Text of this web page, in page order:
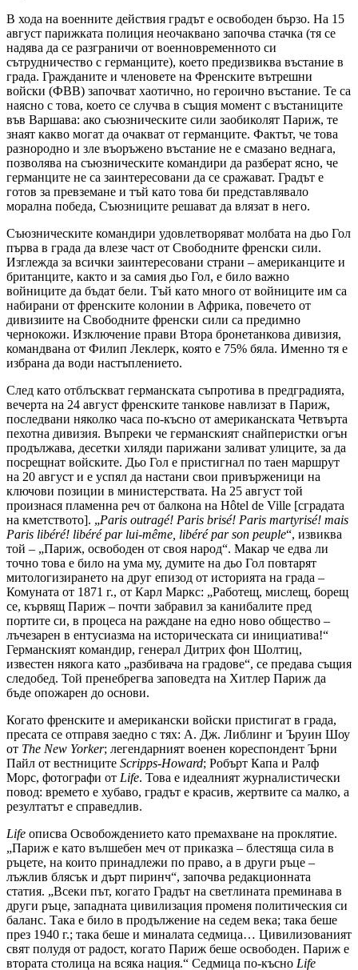
В хода на военните действия градът е освободен бързо. На 15
август парижката полиция неочаквано започва стачка (тя се
надява да се разграничи от военновременното си
сътрудничество с германците), което предизвиква въстание в
града. Гражданите и членовете на Френските вътрешни
войски (ФВВ) започват хаотично, но героично въстание. Те са
наясно с това, което се случва в същия момент с въстаниците
във Варшава: ако съюзническите сили заобиколят Париж, те
знаят какво могат да очакват от германците. Фактът, че това
разнородно и зле въоръжено въстание не е смазано веднага,
позволява на съюзническите командири да разберат ясно, че
германците не са заинтересовани да се сражават. Градът е
готов за превземане и тъй като това би представлявало
морална победа, Съюзниците решават да влязат в него.
Съюзническите командири удовлетворяват молбата на дьо Гол
първа в града да влезе част от Свободните френски сили.
Изглежда за всички заинтересовани страни – американците и
британците, както и за самия дьо Гол, е било важно
войниците да бъдат бели. Тъй като много от войниците им са
набирани от френските колонии в Африка, повечето от
дивизиите на Свободните френски сили са предимно
чернокожи. Изключение прави Втора бронетанкова дивизия,
командвана от Филип Леклерк, която е 75% бяла. Именно тя е
избрана да води настъплението.
След като отблъскват германската съпротива в предградията,
вечерта на 24 август френските танкове навлизат в Париж,
последвани няколко часа по-късно от американската Четвърта
пехотна дивизия. Въпреки че германският снайперистки огън
продължава, десетки хиляди парижани заливат улиците, за да
посрещнат войските. Дьо Гол е пристигнал по таен маршрут
на 20 август и е успял да настани свои привърженици на
ключови позиции в министерствата. На 25 август той
произнася пламенна реч от балкона на Hôtel de Ville [сградата
на кметството]. „Paris outragé! Paris brisé! Paris martyrisé! mais
Paris libéré! libéré par lui-même, libéré par son peuple“, извиква
той – „Париж, освободен от своя народ“. Макар че едва ли
точно това е било на ума му, думите на дьо Гол повтарят
митологизирането на друг епизод от историята на града –
Комуната от 1871 г., от Карл Маркс: „Работещ, мислещ, борещ
се, кървящ Париж – почти забравил за канибалите пред
портите си, в процеса на раждане на едно ново общество –
лъчезарен в ентусиазма на историческата си инициатива!“
Германският командир, генерал Дитрих фон Шолтиц,
известен някога като „разбивача на градове“, се предава същия
следобед. Той пренебрегва заповедта на Хитлер Париж да
бъде опожарен до основи.
Когато френските и американски войски пристигат в града,
пресата се отправя заедно с тях: А. Дж. Либлинг и Ъруин Шоу
от The New Yorker; легендарният военен кореспондент Ърни
Пайл от вестниците Scripps-Howard; Робърт Капа и Ралф
Морс, фотографи от Life. Това е идеалният журналистически
повод: времето е хубаво, градът е красив, жертвите са малко, а
резултатът е справедлив.
Life описва Освобождението като премахване на проклятие.
„Париж е като вълшебен меч от приказка – блестяща сила в
ръцете, на които принадлежи по право, а в други ръце –
лъжлив блясък и дърт пиринч“, започва редакционната
статия. „Всеки път, когато Градът на светлината преминава в
други ръце, западната цивилизация променя политическия си
баланс. Така е било в продължение на седем века; така беше
през 1940 г.; така беше и миналата седмица… Цивилизованият
свят полудя от радост, когато Париж беше освободен. Париж е
втората столица на всяка нация.“ Седмица по-късно Life